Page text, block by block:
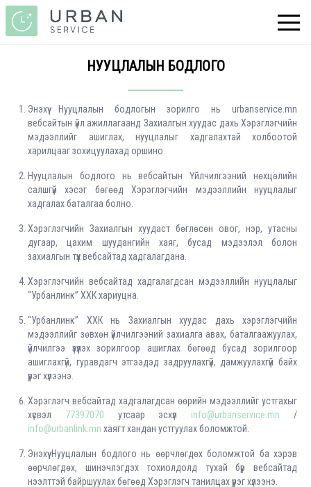
НУУЦЛАЛЫН БОДЛОГО
Энэхүү Нууцлалын бодлогын зорилго нь urbanservice.mn
вебсайтын үйл ажиллагаанд Захиалгын хуудас дахь Хэрэглэгчийн
мэдээллийг ашиглах, нууцлалыг хадгалахтай холбоотой
харилцааг зохицуулахад оршино.
Нууцлалын бодлого нь вебсайтын Үйлчилгээний нөхцөлийн
салшгүй хэсэг бөгөөд Хэрэглэгчийн мэдээллийн нууцлалыг
хадгалах баталгаа болно.
Хэрэглэгчийн Захиалгын хуудаст бөглөсөн овог, нэр, утасны
дугаар, цахим шуудангийн хаяг, бусад мэдээлэл болон
захиалгын түүх вебсайтад хадгалагдана.
Хэрэглэгчийн вебсайтад хадгалагдсан мэдээллийн нууцлалыг
“Урбанлинк” ХХК хариуцна.
“Урбанлинк” ХХК нь Захиалгын хуудас дахь хэрэглэгчийн
мэдээллийг зөвхөн үйлчилгээний захиалга авах, баталгаажуулах,
үйлчилгээ үзүүлэх зорилгоор ашиглах бөгөөд бусад зорилгоор
ашиглахгүй, гуравдагч этгээдэд задруулахгүй, дамжуулахгүй байх
үүрэг хүлээнэ.
Хэрэглэгч вебсайтад хадгалагдсан өөрийн мэдээллийг устгахыг
хүсвэл
77397070 утсаар эсхүл info@urbanservice.mn
/
info@urbanlink.mn хаягт хандан устгуулах боломжтой.
Энэхүү Нууцлалын бодлого нь өөрчлөгдөх боломжтой ба хэрэв
өөрчлөгдөх, шинэчлэгдэх тохиолдолд тухай бүр вебсайтад
нээлттэй байршуулах бөгөөд Хэрэглэгч танилцах үүрэг хүлээнэ.